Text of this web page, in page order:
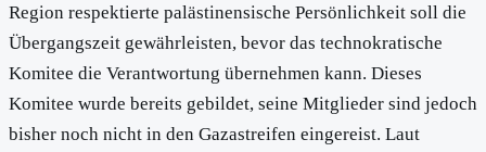
Region respektierte palästinensische Persönlichkeit soll die
Übergangszeit gewährleisten, bevor das technokratische
Komitee die Verantwortung übernehmen kann. Dieses
Komitee wurde bereits gebildet, seine Mitglieder sind jedoch
bisher noch nicht in den Gazastreifen eingereist. Laut